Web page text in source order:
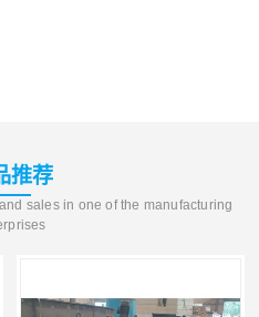
推荐
sales in one of the manufacturing